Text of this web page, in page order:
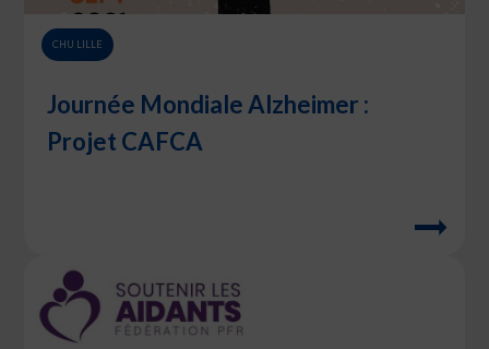
CHU LILLE
Journée Mondiale Alzheimer :
Projet CAFCA